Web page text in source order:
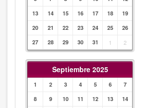
13
14 15 16 17 18
19
20
21 22 23 24 25
26
27
28 29 30 31 1 2
Septiembre 2025
1 2 3 4 5 6
7
8
9 10 11 12 13
14